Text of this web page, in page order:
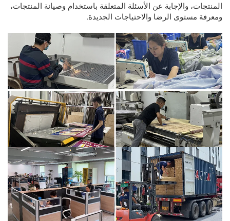
المنتجات، والإجابة عن الأسئلة المتعلقة باستخدام وصيانة المنتجات،
ومعرفة مستوى الرضا والاحتياجات الجديدة.